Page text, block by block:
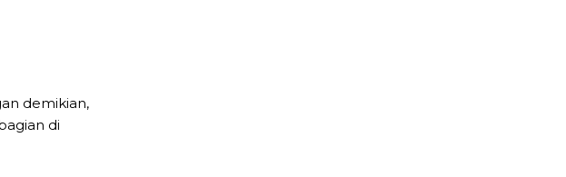
demikian,
di